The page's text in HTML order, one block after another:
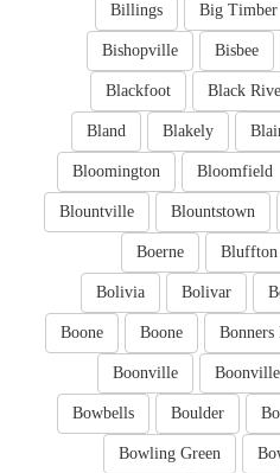
Big Timber
Billings
Bisbee
Bishopville
Black
Blackfoot
Blakely
Bland
Bloomfield
Bloomington
Blountstown
Blountville
Bluffton
Boerne
Bolivar
Bolivia
Bonners
Boone
Boone
Boonville
Boonville
Boulder
Bowbells
Bowling Green